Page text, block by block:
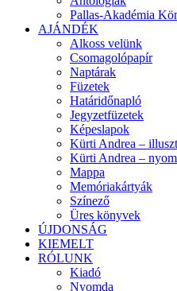
Pallas-Akadémia
AJÁNDÉK
Alkoss velünk
Csomagolópapír
Naptárak
Füzetek
Határidőnapló
Jegyzetfüzetek
Képeslapok
Kürti Andrea –
Kürti Andrea –
Mappa
Memóriakártyák
Színező
Üres könyvek
ÚJDONSÁG
KIEMELT
RÓLUNK
Kiadó
Nyomda